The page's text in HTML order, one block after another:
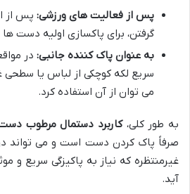
پس از فعالیت های ورزشی: پس از
گرفتن، برای پاکسازی اولیه دست ها
به عنوان پاک کننده جانبی: در
سریع لکه کوچکی از لباس یا سطحی
می توان از آن استفاده کرد.
به طور کلی،کاربرد دستمال مرطوب
صرفاً پاک کردن دست است و می تواند
غیرمنتظره که نیاز به پاکیزگی سریع و
آید.